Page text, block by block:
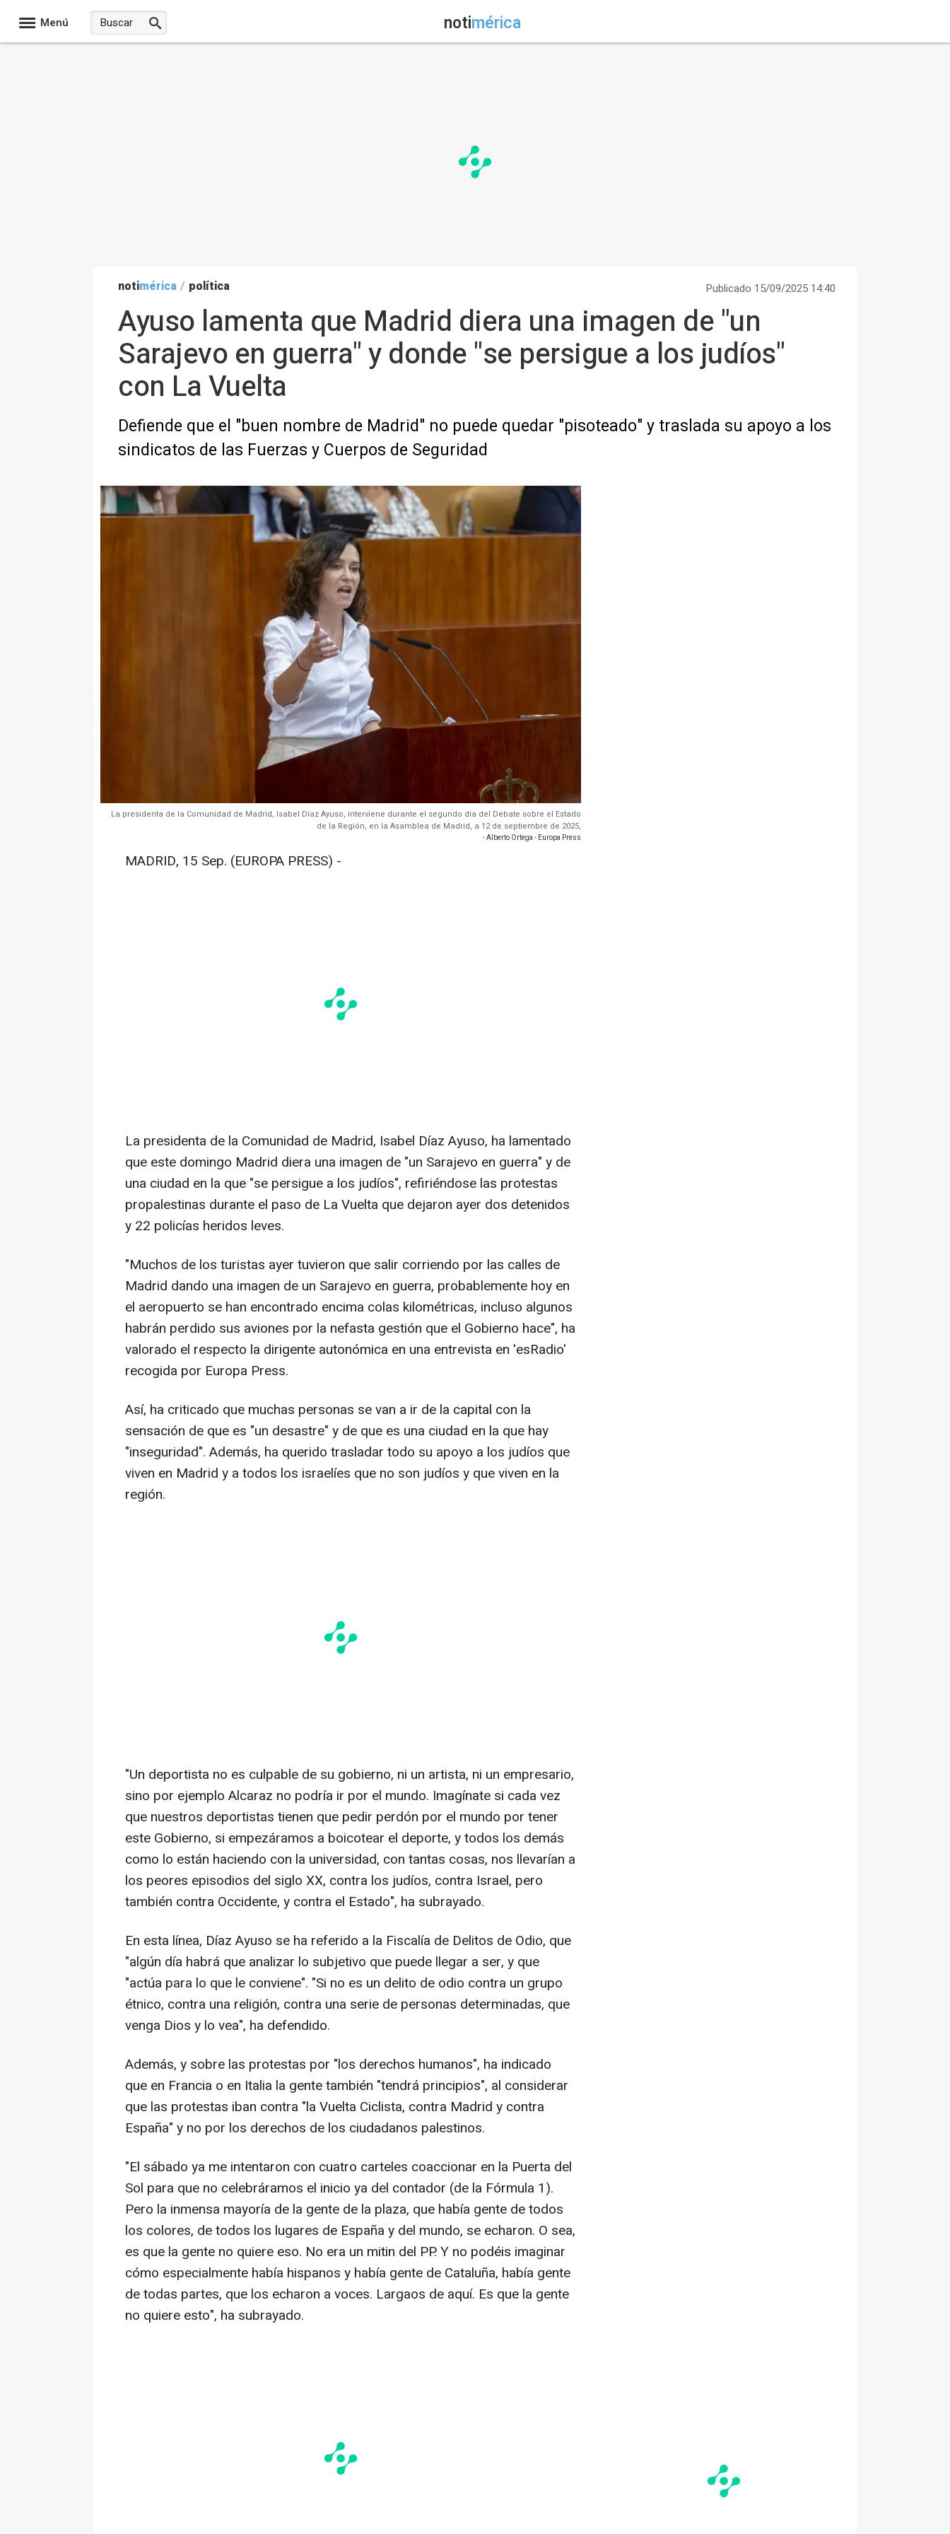
Menú notimérica
notimérica / política Publicado 15/09/2025 14:40
Ayuso lamenta que Madrid diera una imagen de "un
Sarajevo en guerra" y donde "se persigue a los judíos"
con La Vuelta
Defiende que el "buen nombre de Madrid" no puede quedar "pisoteado" y traslada su apoyo a los
sindicatos de las Fuerzas y Cuerpos de Seguridad
La presidenta de la Comunidad de Madrid, Isabel Díaz Ayuso, interviene durante el segundo día del Debate sobre el Estado
de la Región, en la Asamblea de Madrid, a 12 de septiembre de 2025,
- Alberto Ortega - Europa Press
MADRID, 15 Sep. (EUROPA PRESS) -
La presidenta de la Comunidad de Madrid, Isabel Díaz Ayuso, ha lamentado
que este domingo Madrid diera una imagen de "un Sarajevo en guerra" y de
una ciudad en la que "se persigue a los judíos", refiriéndose las protestas
propalestinas durante el paso de La Vuelta que dejaron ayer dos detenidos
y 22 policías heridos leves.
"Muchos de los turistas ayer tuvieron que salir corriendo por las calles de
Madrid dando una imagen de un Sarajevo en guerra, probablemente hoy en
el aeropuerto se han encontrado encima colas kilométricas, incluso algunos
habrán perdido sus aviones por la nefasta gestión que el Gobierno hace", ha
valorado el respecto la dirigente autonómica en una entrevista en 'esRadio'
recogida por Europa Press.
Así, ha criticado que muchas personas se van a ir de la capital con la
sensación de que es "un desastre" y de que es una ciudad en la que hay
"inseguridad". Además, ha querido trasladar todo su apoyo a los judíos que
viven en Madrid y a todos los israelíes que no son judíos y que viven en la
región.
"Un deportista no es culpable de su gobierno, ni un artista, ni un empresario,
sino por ejemplo Alcaraz no podría ir por el mundo. Imagínate si cada vez
que nuestros deportistas tienen que pedir perdón por el mundo por tener
este Gobierno, si empezáramos a boicotear el deporte, y todos los demás
como lo están haciendo con la universidad, con tantas cosas, nos llevarían a
los peores episodios del siglo XX, contra los judíos, contra Israel, pero
también contra Occidente, y contra el Estado", ha subrayado.
En esta línea, Díaz Ayuso se ha referido a la Fiscalía de Delitos de Odio, que
"algún día habrá que analizar lo subjetivo que puede llegar a ser, y que
"actúa para lo que le conviene". "Si no es un delito de odio contra un grupo
étnico, contra una religión, contra una serie de personas determinadas, que
venga Dios y lo vea", ha defendido.
Además, y sobre las protestas por "los derechos humanos", ha indicado
que en Francia o en Italia la gente también "tendrá principios", al considerar
que las protestas iban contra "la Vuelta Ciclista, contra Madrid y contra
España" y no por los derechos de los ciudadanos palestinos.
"El sábado ya me intentaron con cuatro carteles coaccionar en la Puerta del
Sol para que no celebráramos el inicio ya del contador (de la Fórmula 1).
Pero la inmensa mayoría de la gente de la plaza, que había gente de todos
los colores, de todos los lugares de España y del mundo, se echaron. O sea,
es que la gente no quiere eso. No era un mitin del PP. Y no podéis imaginar
cómo especialmente había hispanos y había gente de Cataluña, había gente
de todas partes, que los echaron a voces. Largaos de aquí. Es que la gente
no quiere esto", ha subrayado.